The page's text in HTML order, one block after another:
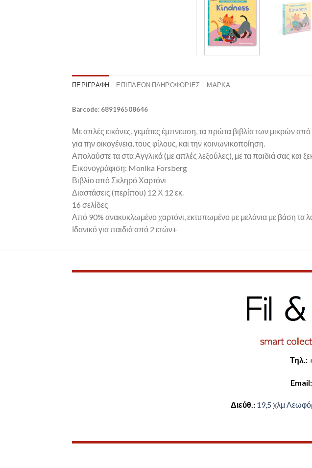
ΠΕΡΙΓΡΑΦΉ ΕΠΙΠΛΈΟΝ ΠΛΗΡΟΦΟΡΊΕΣ ΜΆΡΚΑ
Barcode: 689196508646
Με απλές εικόνες, γεμάτες έμπνευση, τα πρώτα βιβλία των μικρών
για την οικογένεια, τους φίλους, και την κοινωνικοποίηση.
Απολαύστε τα στα Αγγλικά (με απλές λεξούλες), με τα παιδιά σας και
Εικονογράφιση: Monika Forsberg
Βιβλίο από Σκληρό Χαρτόνι
Διαστάσεις (περίπου) 12 Χ 12 εκ.
16 σελίδες
Από 90% ανακυκλωμένο χαρτόνι, εκτυπωμένο με μελάνια με βάση τα
Ιδανικό για παιδιά από 2 ετών+
Τηλ.:
Email:
Διεύθ.: ​​19,5 χλμ